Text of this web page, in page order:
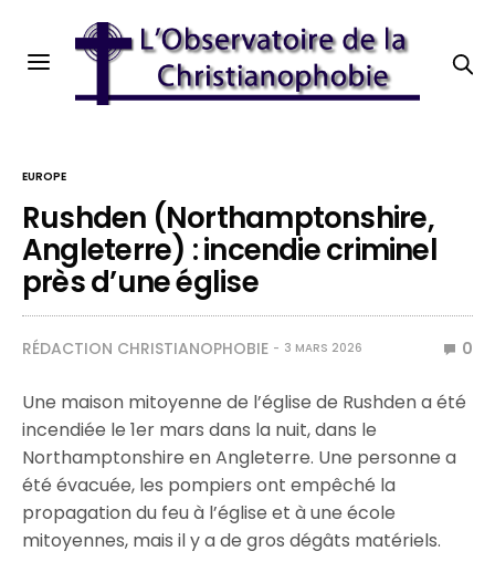
EUROPE
Rushden (Northamptonshire,
Angleterre) : incendie criminel
près d’une église
RÉDACTION CHRISTIANOPHOBIE 3 MARS 2026 0
Une maison mitoyenne de l’église de Rushden a été
incendiée le 1er mars dans la nuit, dans le
Northamptonshire en Angleterre. Une personne a
été évacuée, les pompiers ont empêché la
propagation du feu à l’église et à une école
mitoyennes, mais il y a de gros dégâts matériels.